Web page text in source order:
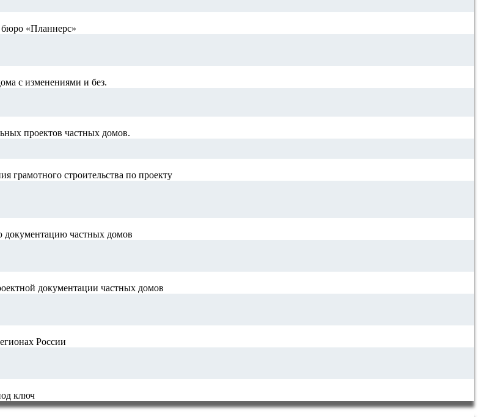
бюро «Планнерс»
с изменениями и без.
проектов частных домов.
грамотного строительства по проекту
документацию частных домов
документации частных домов
России
ключ